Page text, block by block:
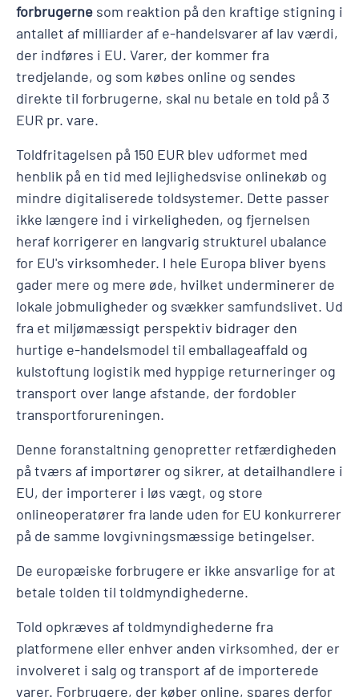
forbrugerne som reaktion på den kraftige stigning i
antallet af milliarder af e-handelsvarer af lav værdi,
der indføres i EU. Varer, der kommer fra
tredjelande, og som købes online og sendes
direkte til forbrugerne, skal nu betale en told på 3
EUR pr. vare.
Toldfritagelsen på 150 EUR blev udformet med
henblik på en tid med lejlighedsvise onlinekøb og
mindre digitaliserede toldsystemer. Dette passer
ikke længere ind i virkeligheden, og fjernelsen
heraf korrigerer en langvarig strukturel ubalance
for EU's virksomheder. I hele Europa bliver byens
gader mere og mere øde, hvilket underminerer de
lokale jobmuligheder og svækker samfundslivet. Ud
fra et miljømæssigt perspektiv bidrager den
hurtige e-handelsmodel til emballageaffald og
kulstoftung logistik med hyppige returneringer og
transport over lange afstande, der fordobler
transportforureningen.
Denne foranstaltning genopretter retfærdigheden
på tværs af importører og sikrer, at detailhandlere i
EU, der importerer i løs vægt, og store
onlineoperatører fra lande uden for EU konkurrerer
på de samme lovgivningsmæssige betingelser.
De europæiske forbrugere er ikke ansvarlige for at
betale tolden til toldmyndighederne.
Told opkræves af toldmyndighederne fra
platformene eller enhver anden virksomhed, der er
involveret i salg og transport af de importerede
varer. Forbrugere, der køber online, spares derfor